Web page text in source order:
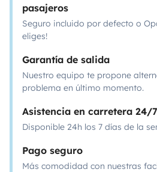
pasajeros
Seguro incluido por defecto o
eliges!
Garantía de salida
Nuestro equipo te propone
problema en último momento.
Asistencia en carretera 24/7
Disponible 24h los 7 días de la
Pago seguro
Más comodidad con nuestras